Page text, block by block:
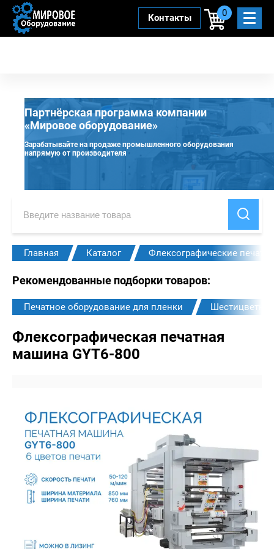
Контакты 0
Партнёрская программа компании
«Мировое оборудование»
Зарабатывайте на продаже промышленного оборудования
напрямую от производителя
Главная Каталог Флексографические
Рекомендованные подборки товаров:
Печатное оборудование для пленки
Флексографическая печатная
машина GYT6-800